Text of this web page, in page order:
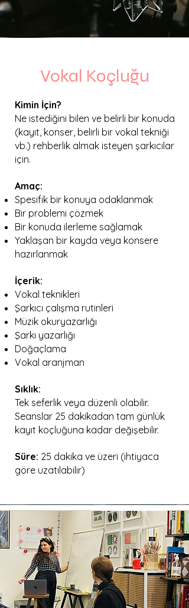
Vokal Koçluğu
Kimin İçin?
Ne istediğini bilen ve belirli bir konuda
(kayıt, konser, belirli bir vokal tekniği
vb.) rehberlik almak isteyen şarkıcılar
için.
Amaç:
Spesifik bir konuya odaklanmak
Bir problemi çözmek
Bir konuda ilerleme sağlamak
Yaklaşan bir kayda veya konsere
hazırlanmak
İçerik:
Vokal teknikleri
Şarkıcı çalışma rutinleri
Müzik okuryazarlığı
Şarkı yazarlığı
Doğaçlama
Vokal aranjman
Sıklık:
Tek seferlik veya düzenli olabilir.
Seanslar 25 dakikadan tam günlük
kayıt koçluğuna kadar değişebilir.
Süre: 25 dakika ve üzeri (ihtiyaca
göre uzatılabilir)